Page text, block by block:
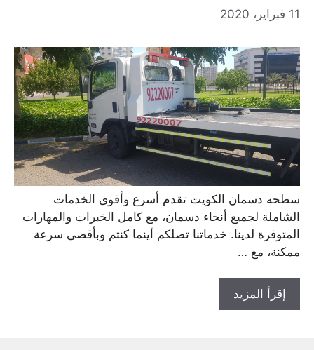
سطحه دسمان الكويت تقدم أسرع وأقوى الخدمات
الشاملة لجميع أنحاء دسمان، مع كامل الخبرات والمهارات
المتوفرة لدينا. خدماتنا تصلكم أينما كنتم وبأقصى سرعة
ممكنة، مع …
إقرأ المزيد